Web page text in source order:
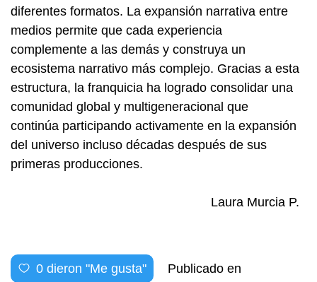
diferentes formatos. La expansión narrativa entre
medios permite que cada experiencia
complemente a las demás y construya un
ecosistema narrativo más complejo. Gracias a esta
estructura, la franquicia ha logrado consolidar una
comunidad global y multigeneracional que
continúa participando activamente en la expansión
del universo incluso décadas después de sus
primeras producciones.
Laura Murcia P.
0 dieron "Me gusta" Publicado en